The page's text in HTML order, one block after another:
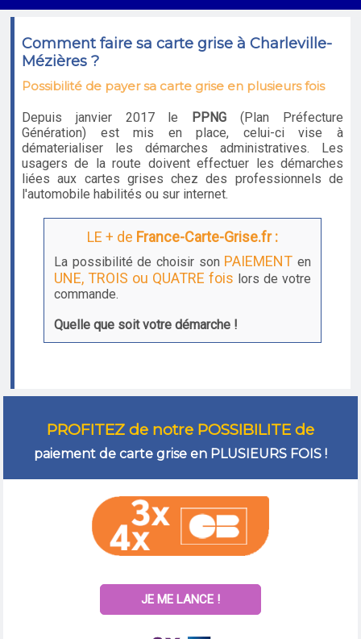
Comment faire sa carte grise à Charleville-
Mézières ?
Possibilité de payer sa carte grise en plusieurs fois
Depuis janvier 2017 le PPNG (Plan Préfecture
Génération) est mis en place, celui-ci vise à
dématerialiser les démarches administratives. Les
usagers de la route doivent effectuer les démarches
liées aux cartes grises chez des professionnels de
l'automobile habilités ou sur internet.
LE + de France-Carte-Grise.fr :
La possibilité de choisir son PAIEMENT en
UNE, TROIS ou QUATRE fois lors de votre
commande.
Quelle que soit votre démarche !
PROFITEZ de notre POSSIBILITE de
paiement de carte grise en PLUSIEURS FOIS !
JE ME LANCE !